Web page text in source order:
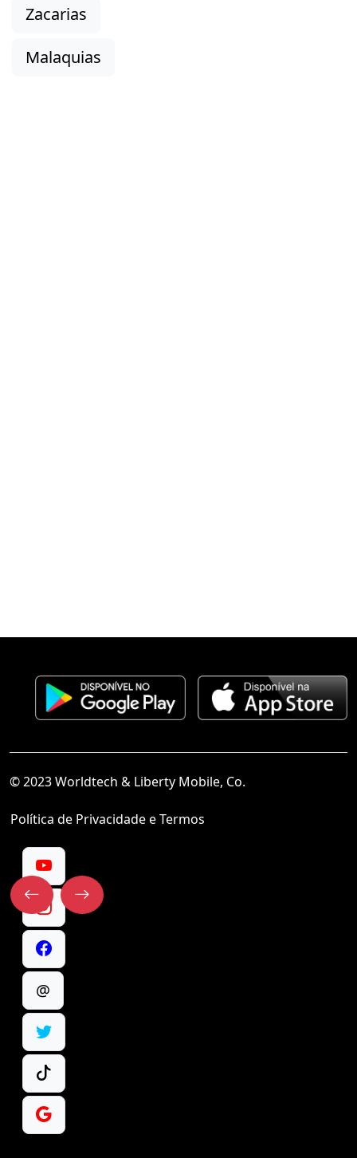
Zacarias
Malaquias
© 2023 Worldtech & Liberty Mobile, Co.
Política de Privacidade e Termos
@